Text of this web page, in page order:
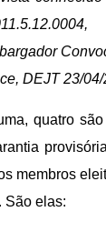
DEJT 23/04/
quatro
membros
São elas: